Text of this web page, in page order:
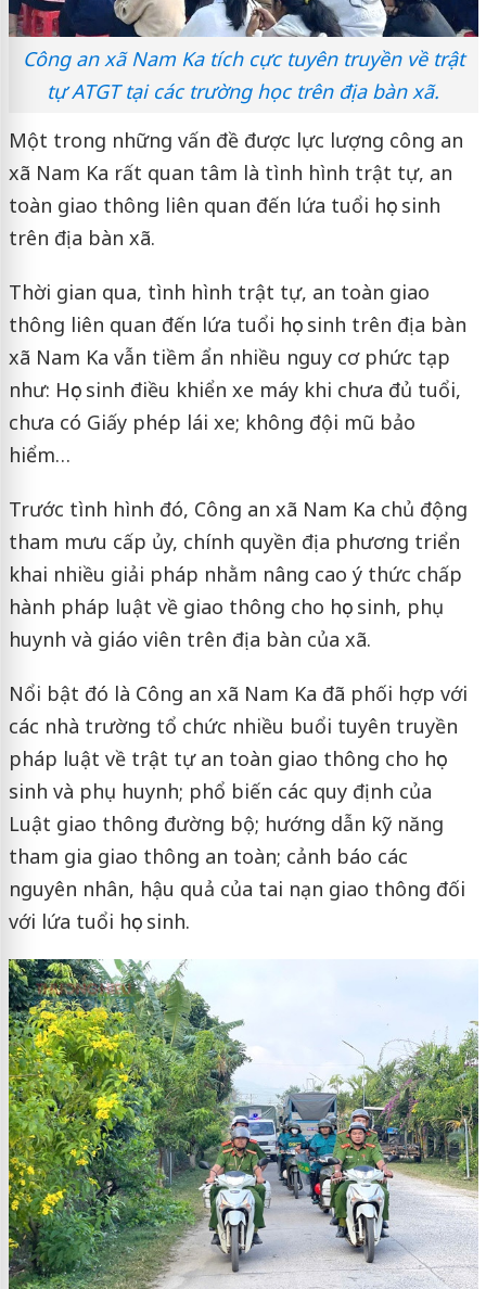
Công an xã Nam Ka tích cực tuyên truyền về trật
tự ATGT tại các trường học trên địa bàn xã.
Một trong những vấn đề được lực lượng công an
xã Nam Ka rất quan tâm là tình hình trật tự, an
toàn giao thông liên quan đến lứa tuổi học sinh
trên địa bàn xã.
Thời gian qua, tình hình trật tự, an toàn giao
thông liên quan đến lứa tuổi học sinh trên địa bàn
xã Nam Ka vẫn tiềm ẩn nhiều nguy cơ phức tạp
như: Học sinh điều khiển xe máy khi chưa đủ tuổi,
chưa có Giấy phép lái xe; không đội mũ bảo
hiểm…
Trước tình hình đó, Công an xã Nam Ka chủ động
tham mưu cấp ủy, chính quyền địa phương triển
khai nhiều giải pháp nhằm nâng cao ý thức chấp
hành pháp luật về giao thông cho học sinh, phụ
huynh và giáo viên trên địa bàn của xã.
Nổi bật đó là Công an xã Nam Ka đã phối hợp với
các nhà trường tổ chức nhiều buổi tuyên truyền
pháp luật về trật tự an toàn giao thông cho học
sinh và phụ huynh; phổ biến các quy định của
Luật giao thông đường bộ; hướng dẫn kỹ năng
tham gia giao thông an toàn; cảnh báo các
nguyên nhân, hậu quả của tai nạn giao thông đối
với lứa tuổi học sinh.